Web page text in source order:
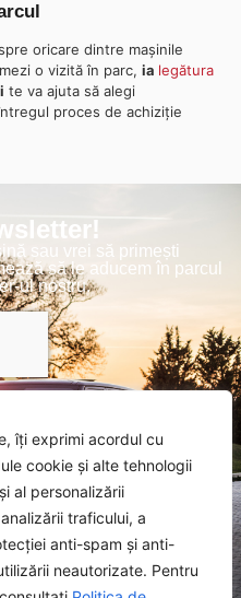
îți exprimi acordul cu
cookie și alte tehnologii
al personalizării
traficului, a
anti-spam și anti-
neautorizate. Pentru
oricare dintre mașinile
o vizită în parc,ia legătura
te va ajuta să alegi
proces de achiziție
sau vrei să primești
să le aducem în parcul
ul nostru.
te!